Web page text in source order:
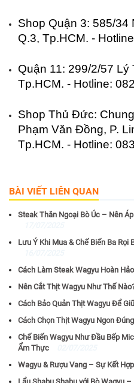
Shop Quận 3: 585/34
Q.3, Tp.HCM. -
Quận 11: 299/2/57 Lý
Tp.HCM. - Hotline:
Shop Thủ Đức:
Phạm Văn Đồng, P.
Tp.HCM. - Hotline:
BÀI VIẾT LIÊN QUAN
Steak Thăn Ngoại Bò Úc – Nên
Lưu Ý Khi Mua & Chế Biến Ba
Cách Làm Steak Wagyu Hoàn
Nên Cắt Thịt Wagyu Như Thế
Cách Bảo Quản Thịt Wagyu Để
Cách Chọn Thịt Wagyu Ngon
Chế Biến Wagyu Như Đầu Bếp
Ẩm Thực
Wagyu & Rượu Vang – Sự Kết